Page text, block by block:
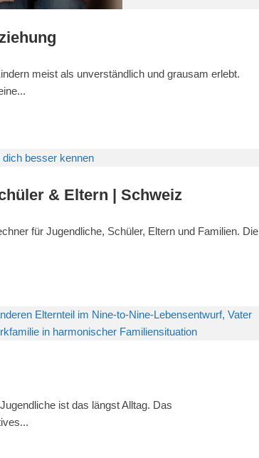
meist als unverständlich und grausam erlebt.
& Eltern | Schweiz
für Jugendliche, Schüler, Eltern und Familien. Die
ist das längst Alltag. Das